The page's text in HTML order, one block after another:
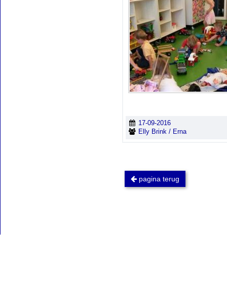
17-09-2016
Elly Brink / Erna
pagina terug